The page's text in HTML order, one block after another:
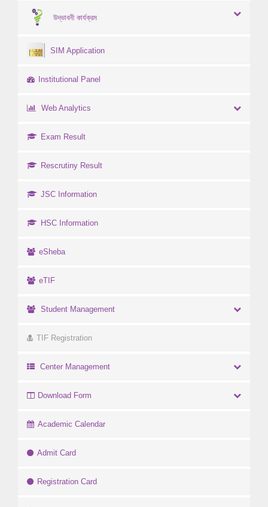
উদ্ভাবনী কার্যক্রম
SIM Application
Institutional Panel
Web Analytics
Exam Result
Rescrutiny Result
JSC Information
HSC Information
eSheba
eTIF
Student Management
TIF Registration
Center Management
Download Form
Academic Calendar
Admit Card
Registration Card